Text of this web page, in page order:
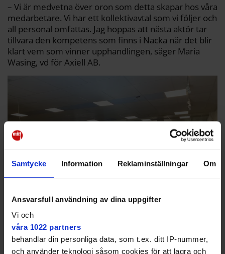
Samtycke Information Reklaminställningar Om
Ansvarsfull användning av dina uppgifter
Vi och
våra 1022 partners
behandlar din personliga data, som t.ex. ditt IP-nummer,
och använder teknologi såsom cookies för att lagra och
– Vi är medvetna över oron som detta skapar hos våra
medarbetare. Vi har ett kollektivavtal som vi följer och
all personal omfattas. Jag hoppas att nästa aktör tar
tillvara den kompetens som finns i Nacka när det blir
klart vem som vinner upphandlingen, säger Maria
Wasing, vd för Axiell AB.
Biblioteket i Orminge centrum är ett av tre bibliotek där personalen nu
har sagts upp.
Eva Tonström